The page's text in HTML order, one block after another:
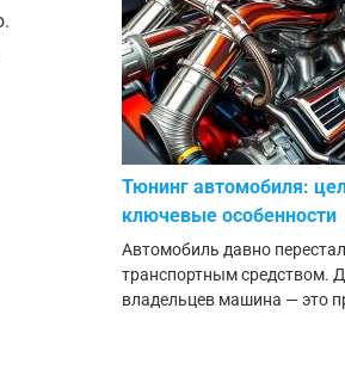
Тюнинг автомобиля:
ключевые особенности
Автомобиль давно
транспортным средством.
владельцев машина — это